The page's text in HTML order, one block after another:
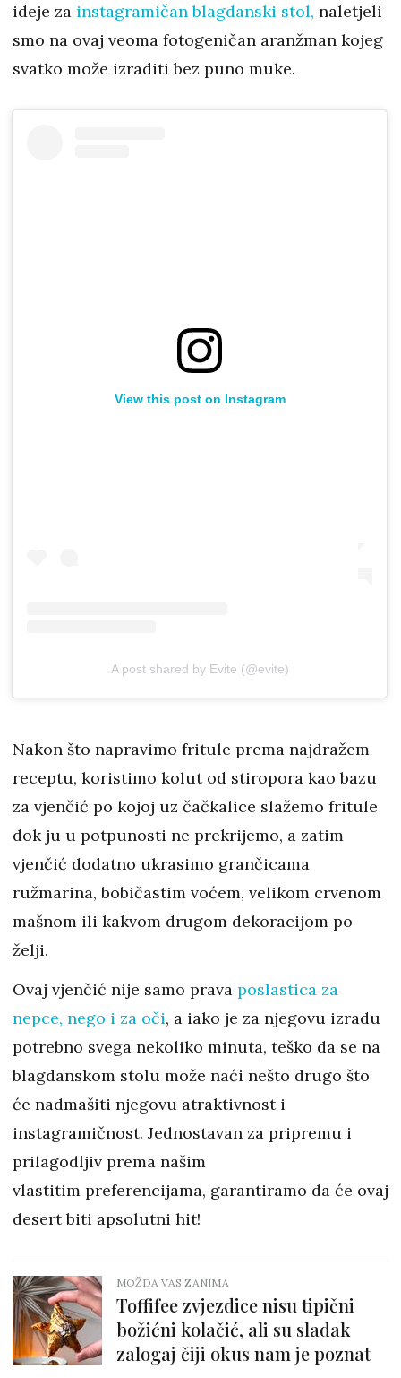
ideje za instagramičan blagdanski stol, naletjeli
smo na ovaj veoma fotogeničan aranžman kojeg
svatko može izraditi bez puno muke.
View this post on Instagram
A post shared by Evite (@evite)
Nakon što napravimo fritule prema najdražem
receptu, koristimo kolut od stiropora kao bazu
za vjenčić po kojoj uz čačkalice slažemo fritule
dok ju u potpunosti ne prekrijemo, a zatim
vjenčić dodatno ukrasimo grančicama
ružmarina, bobičastim voćem, velikom crvenom
mašnom ili kakvom drugom dekoracijom po
želji.
Ovaj vjenčić nije samo prava poslastica za
nepce, nego i za oči, a iako je za njegovu izradu
potrebno svega nekoliko minuta, teško da se na
blagdanskom stolu može naći nešto drugo što
će nadmašiti njegovu atraktivnost i
instagramičnost. Jednostavan za pripremu i
prilagodljiv prema našim
vlastitim preferencijama, garantiramo da će ovaj
desert biti apsolutni hit!
MOŽDA VAS ZANIMA
Toffifee zvjezdice nisu tipični
božićni kolačić, ali su sladak
zalogaj čiji okus nam je poznat